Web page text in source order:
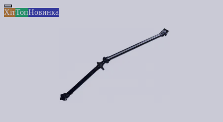
ХітТопНовинка